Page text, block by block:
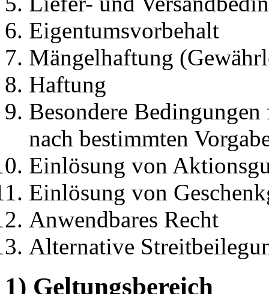
Eigentumsvorbehalt
Mängelhaftung
Haftung
Besondere
nach bestimmten
Einlösung von
Einlösung von
Anwendbares Recht
Alternative
1) Geltungsbereich